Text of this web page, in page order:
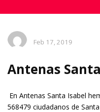
Feb 17, 2019
Antenas
En Antenas Santa Isabel
568479 ciudadanos de